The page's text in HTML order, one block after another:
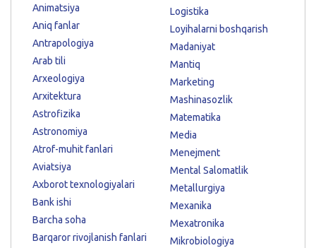
Animatsiya
Aniq fanlar
Antrapologiya
Arab tili
Arxeologiya
Arxitektura
Astrofizika
Astronomiya
Atrof-muhit fanlari
Aviatsiya
Axborot texnologiyalari
Bank ishi
Barcha soha
Barqaror rivojlanish fanlari
Logistika
Loyihalarni boshqarish
Madaniyat
Mantiq
Marketing
Mashinasozlik
Matematika
Media
Menejment
Mental Salomatlik
Metallurgiya
Mexanika
Mexatronika
Mikrobiologiya